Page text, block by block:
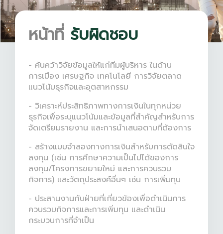
หน้าที่ รับผิดชอบ
- ค้นคว้าวิจัยข้อมูลให้แก่ทีมผู้บริหาร ในด้าน
การเมือง เศรษฐกิจ เทคโนโลยี การวิจัยตลาด
แนวโน้มธุรกิจและอุตสาหกรรม
- วิเคราะห์ประสิทธิภาพทางการเงินในทุกหน่วย
ธุรกิจเพื่อระบุแนวโน้มและข้อมูลที่สำคัญสำหรับการ
จัดเตรียมรายงาน และการนำเสนอตามที่ต้องการ
- สร้างแบบจำลองทางการเงินสำหรับการตัดสินใจ
ลงทุน (เช่น การศึกษาความเป็นไปได้ของการ
ลงทุน/โครงการขยายใหม่ และการควบรวม
กิจการ) และวัตถุประสงค์อื่นๆ เช่น การเพิ่มทุน
- ประสานงานกับฝ่ายที่เกี่ยวข้องเพื่อดำเนินการ
ควบรวมกิจการและการเพิ่มทุน และดำเนิน
กระบวนการที่จำเป็น